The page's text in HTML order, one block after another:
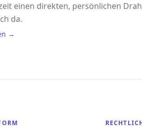
einen direkten, persönlichen
da.
→